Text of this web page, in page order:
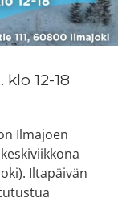
12-18
Ilmajoen
Iltapäivän